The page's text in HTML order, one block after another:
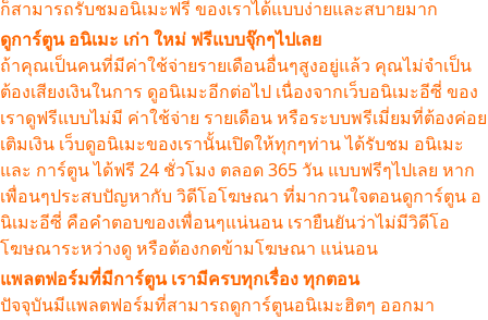
ก็สามารถรับชมอนิเมะฟรี ของเราได้แบบง่ายและสบายมาก
ดูการ์ตูน อนิเมะ เก่า ใหม่ ฟรีแบบจุ๊กๆไปเลย
ถ้าคุณเป็นคนที่มีค่าใช้จ่ายรายเดือนอื่นๆสูงอยู่แล้ว คุณไม่จำเป็น
ต้องเสียงเงินในการ ดูอนิเมะอีกต่อไป เนื่องจากเว็บอนิเมะอีซี่ ของ
เราดูฟรีแบบไม่มี ค่าใช้จ่าย รายเดือน หรือระบบพรีเมี่ยมที่ต้องค่อย
เติมเงิน เว็บดูอนิเมะของเรานั้นเปิดให้ทุกๆท่าน ได้รับชม อนิเมะ
และ การ์ตูน ได้ฟรี 24 ชั่วโมง ตลอด 365 วัน แบบฟรีๆไปเลย หาก
เพื่อนๆประสบปัญหากับ วิดีโอโฆษณา ที่มากวนใจตอนดูการ์ตูน อ
นิเมะอีซี่ คือคำตอบของเพื่อนๆแน่นอน เรายืนยันว่าไม่มีวิดีโอ
โฆษณาระหว่างดู หรือต้องกดข้ามโฆษณา แน่นอน
แพลตฟอร์มที่มีการ์ตูน เรามีครบทุกเรื่อง ทุกตอน
ปัจจุบันมีแพลตฟอร์มที่สามารถดูการ์ตูนอนิเมะฮิตๆ ออกมา